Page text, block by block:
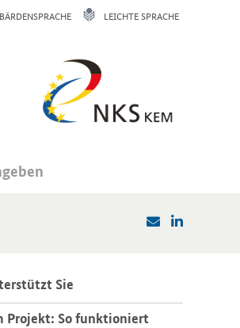
LEICHTE SPRACHE
Sie
Pro­jekt: So funk­tio­niert